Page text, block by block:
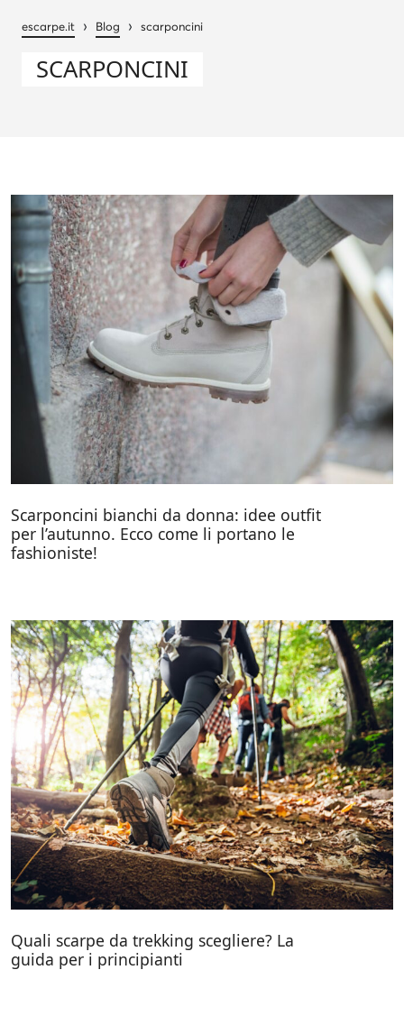
escarpe.it › Blog › scarponcini
SCARPONCINI
Scarponcini bianchi da donna: idee outfit
per l’autunno. Ecco come li portano le
fashioniste!
Quali scarpe da trekking scegliere? La
guida per i principianti